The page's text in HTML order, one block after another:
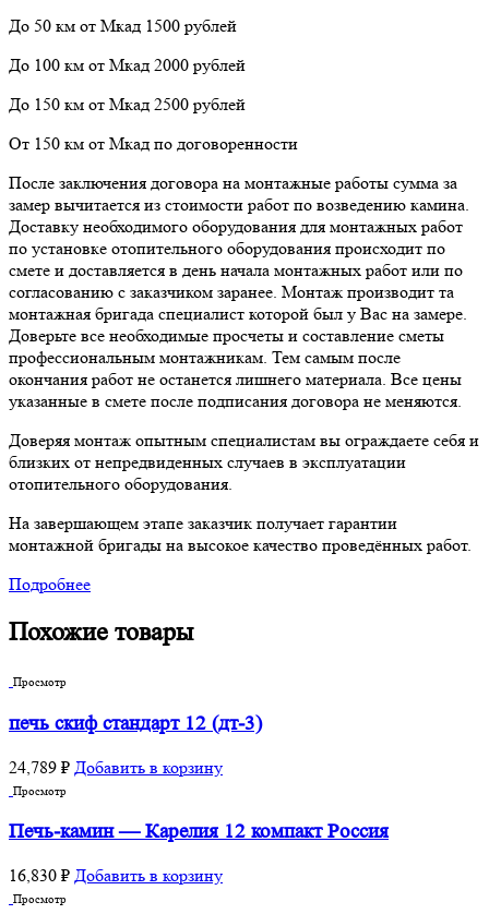
До 50 км от Мкад 1500 рублей
До 100 км от Мкад 2000 рублей
До 150 км от Мкад 2500 рублей
От 150 км от Мкад по договоренности
После заключения договора на монтажные работы сумма за
замер вычитается из стоимости работ по возведению камина.
Доставку необходимого оборудования для монтажных работ
по установке отопительного оборудования происходит по
смете и доставляется в день начала монтажных работ или по
согласованию с заказчиком заранее. Монтаж производит та
монтажная бригада специалист которой был у Вас на замере.
Доверьте все необходимые просчеты и составление сметы
профессиональным монтажникам. Тем самым после
окончания работ не останется лишнего материала. Все цены
указанные в смете после подписания договора не меняются.
Доверяя монтаж опытным специалистам вы ограждаете себя и
близких от непредвиденных случаев в эксплуатации
отопительного оборудования.
На завершающем этапе заказчик получает гарантии
монтажной бригады на высокое качество проведённых работ.
Подробнее
Похожие товары
Просмотр
печь скиф стандарт 12 (дт-3)
24,789 ₽ Добавить в корзину
Просмотр
Печь-камин — Карелия 12 компакт Россия
16,830 ₽ Добавить в корзину
Просмотр